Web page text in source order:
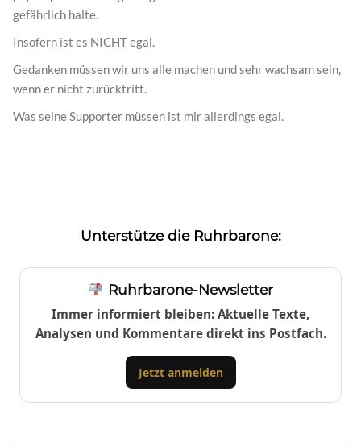
gefährlich halte.
Insofern ist es NICHT egal.
Gedanken müssen wir uns alle machen und sehr wachsam sein,
wenn er nicht zurücktritt.
Was seine Supporter müssen ist mir allerdings egal.
Unterstütze die Ruhrbarone:
Ruhrbarone-Newsletter
Immer informiert bleiben: Aktuelle Texte,
Analysen und Kommentare direkt ins Postfach.
Jetzt anmelden